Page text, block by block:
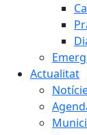
Actualitat